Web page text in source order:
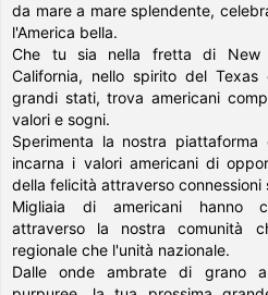
da mare a mare splendente,
l'America bella.
Che tu sia nella fretta di New
California, nello spirito del
grandi stati, trova americani
valori e sogni.
Sperimenta la nostra
incarna i valori americani di
della felicità attraverso connessioni
Migliaia di americani hanno
attraverso la nostra comunità
regionale che l'unità nazionale.
Dalle onde ambrate di grano